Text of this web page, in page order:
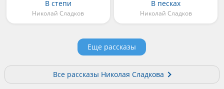
В степи
Николай Сладков
В песках
Николай Сладков
Еще рассказы
Все рассказы Николая Сладкова